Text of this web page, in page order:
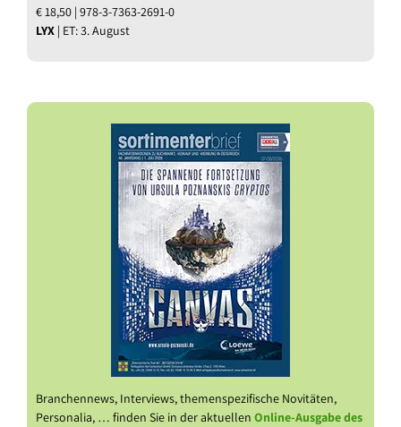
€ 18,50 | 978-3-7363-2691-0
LYX | ET: 3. August
Branchennews, Interviews, themenspezifische Novitäten,
Personalia, … finden Sie in der aktuellen Online-Ausgabe des